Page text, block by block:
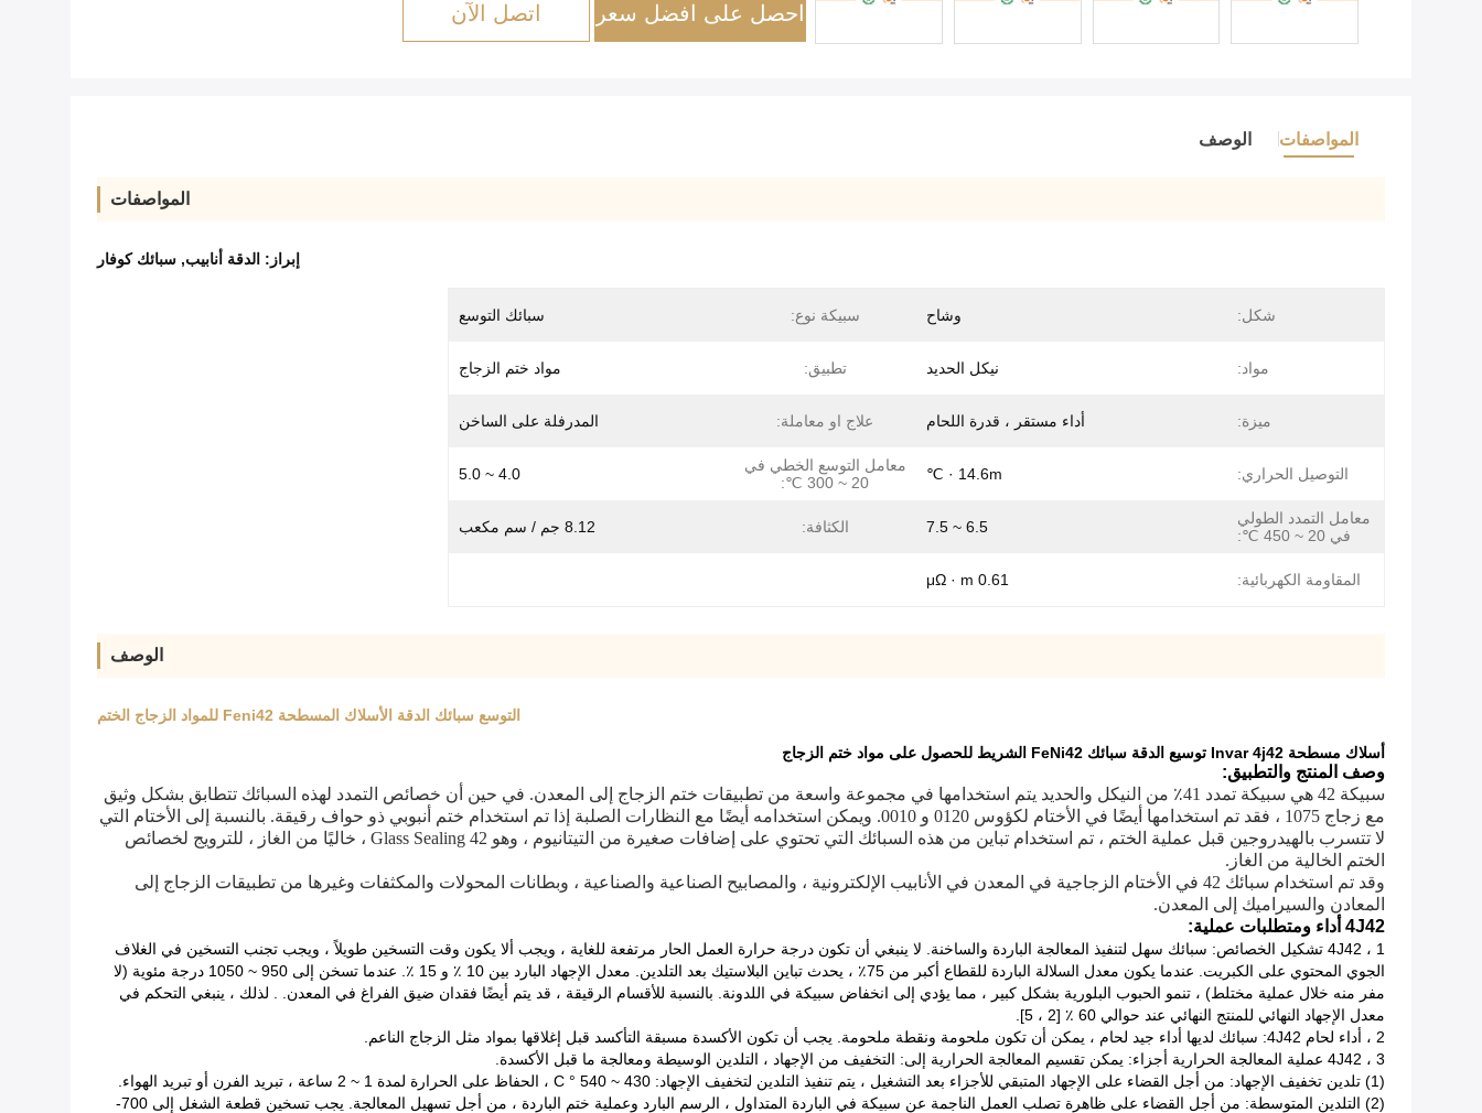
احصل على افضل سعر اتصل الآن
المواصفات الوصف
المواصفات
إبراز: الدقة أنابيب, سبائك كوفار
شكل: وشاح سبيكة نوع: سبائك التوسع
مواد: نيكل الحديد تطبيق: مواد ختم الزجاج
ميزة: أداء مستقر ، قدرة اللحام علاج او معاملة: المدرفلة على الساخن
التوصيل الحراري: 14.6m · ℃
معامل التوسع الخطي في
20 ~ 300 ℃:
4.0 ~ 5.0
معامل التمدد الطولي
في 20 ~ 450 ℃:
6.5 ~ 7.5 الكثافة: 8.12 جم / سم مكعب
المقاومة الكهربائية: 0.61 μΩ · m
الوصف
التوسع سبائك الدقة الأسلاك المسطحة Feni42 للمواد الزجاج الختم
أسلاك مسطحة Invar 4j42 توسيع الدقة سبائك FeNi42 الشريط للحصول على مواد ختم الزجاج
وصف المنتج والتطبيق:
سبيكة 42 هي سبيكة تمدد 41٪ من النيكل والحديد يتم استخدامها في مجموعة واسعة من تطبيقات ختم الزجاج إلى المعدن.
في حين أن خصائص التمدد لهذه السبائك تتطابق بشكل وثيق
مع زجاج 1075 ، فقد تم استخدامها أيضًا في الأختام لكؤوس 0120 و 0010.
ويمكن استخدامه أيضًا مع النظارات الصلبة إذا تم استخدام ختم أنبوبي ذو حواف رقيقة. بالنسبة إلى الأختام التي
لا تتسرب بالهيدروجين قبل عملية الختم ، تم استخدام تباين من هذه السبائك التي تحتوي على إضافات صغيرة من التيتانيوم ، وهو Glass Sealing 42 ، خاليًا من الغاز ، للترويج لخصائص
الختم الخالية من الغاز.
وقد تم استخدام سبائك 42 في الأختام الزجاجية في المعدن في الأنابيب الإلكترونية ، والمصابيح الصناعية والصناعية ، وبطانات المحولات والمكثفات وغيرها من تطبيقات الزجاج إلى
المعادن والسيراميك إلى المعدن.
4J42 أداء ومتطلبات عملية:
1 ، 4J42 تشكيل الخصائص: سبائك سهل لتنفيذ المعالجة الباردة والساخنة. لا ينبغي أن تكون درجة حرارة العمل الحار مرتفعة للغاية ، ويجب ألا يكون وقت التسخين طويلاً ، ويجب تجنب التسخين في الغلاف
الجوي المحتوي على الكبريت. عندما يكون معدل السلالة الباردة للقطاع أكبر من 75٪ ، يحدث تباين البلاستيك بعد التلدين. معدل الإجهاد البارد بين 10 ٪ و 15 ٪. عندما تسخن إلى 950 ~ 1050 درجة مئوية (لا
مفر منه خلال عملية مختلط) ، تنمو الحبوب البلورية بشكل كبير ، مما يؤدي إلى انخفاض سبيكة في اللدونة. بالنسبة للأقسام الرقيقة ، قد يتم أيضًا فقدان ضيق الفراغ في المعدن. . لذلك ، ينبغي التحكم في
معدل الإجهاد النهائي للمنتج النهائي عند حوالي 60 ٪ [2 ، 5].
2 ، أداء لحام 4J42: سبائك لديها أداء جيد لحام ، يمكن أن تكون ملحومة ونقطة ملحومة. يجب أن تكون الأكسدة مسبقة التأكسد قبل إغلاقها بمواد مثل الزجاج الناعم.
3 ، 4J42 عملية المعالجة الحرارية أجزاء: يمكن تقسيم المعالجة الحرارية إلى: التخفيف من الإجهاد ، التلدين الوسيطة ومعالجة ما قبل الأكسدة.
(1) تلدين تخفيف الإجهاد: من أجل القضاء على الإجهاد المتبقي للأجزاء بعد التشغيل ، يتم تنفيذ التلدين لتخفيف الإجهاد: 430 ~ 540 ° C ، الحفاظ على الحرارة لمدة 1 ~ 2 ساعة ، تبريد الفرن أو تبريد الهواء.
(2) التلدين المتوسطة: من أجل القضاء على ظاهرة تصلب العمل الناجمة عن سبيكة في الباردة المتداول ، الرسم البارد وعملية ختم الباردة ، من أجل تسهيل المعالجة. يجب تسخين قطعة الشغل إلى 700-